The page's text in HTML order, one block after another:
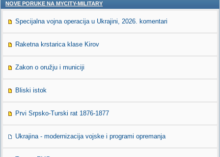
NOVE PORUKE NA MYCITY-MILITARY
Specijalna vojna operacija u Ukrajini, 2026. komentari
Raketna krstarica klase Kirov
Zakon o oružju i municiji
Bliski istok
Prvi Srpsko-Turski rat 1876-1877
Ukrajina - modernizacija vojske i programi opremanja